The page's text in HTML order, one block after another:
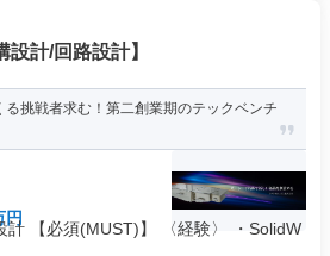
計/回路設計】
る挑戦者求む！第二創業期のテックベンチ
円
計 【必須(MUST)】 〈経験〉 ・SolidW